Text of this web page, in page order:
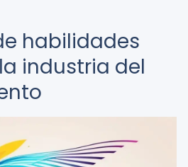
habilidades
industria del